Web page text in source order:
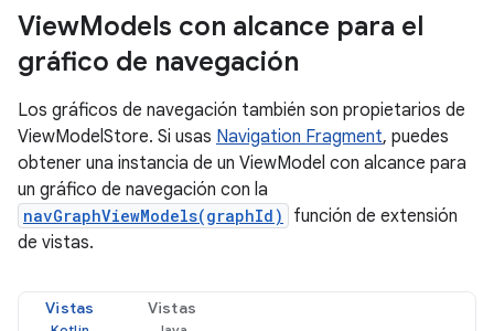
ViewModels con alcance para el
gráfico de navegación
Los gráficos de navegación también son propietarios de
ViewModelStore. Si usas Navigation Fragment, puedes
obtener una instancia de un ViewModel con alcance para
un gráfico de navegación con la
navGraphViewModels(graphId)
función de extensión
de vistas.
Vistas Vistas